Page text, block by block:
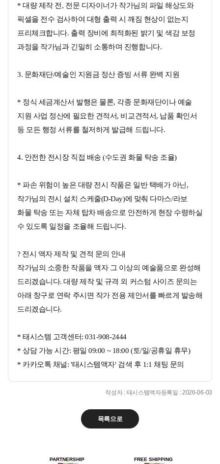
* 대량 제작 전, 전문 디자이너가 작가님의 파일 해상도와
픽셀을 전수 검사하여 대형 출력 시 깨짐 현상이 없는지
프리체크합니다. 출력 장비에 최적화된 밝기 및 색감 보정
과정을 작가님과 긴밀히 소통하며 진행합니다.
3. 문화재단/예술인 지원금 정산 증빙 서류 완벽 지원
* 정식 세금계산서 발행은 물론, 각종 문화재단이나 예술
지원 사업 정산에 필요한 견적서, 비교견적서, 납품 확인서
등 모든 행정 서류를 철저하게 발급해 드립니다.
4. 안전한 전시장 직접 배송 (수도권 화물 탁송 조율)
* 파손 위험이 높은 대량 전시 작품은 일반 택배가 아닌,
작가님의 전시 설치 스케줄(D-Day)에 맞춰 다마스/라보
화물 탁송 또는 자체 탑차 배송으로 안전하게 현장 수령하실
수 있도록 일정을 조율해 드립니다.
? 전시 액자 제작 및 견적 문의 안내
작가님의 소중한 작품을 액자 그 이상의 예술품으로 완성해
드리겠습니다. 대량 제작 및 규격 외 커스텀 사이즈 문의는
아래 창구로 연락 주시면 작가 전용 제안서를 빠르게 발송해
드리겠습니다.
* 태시스템 고객센터: 031-908-2444
* 상담 가능 시간: 평일 09:00 ~ 18:00 (토/일/공휴일 휴무)
* 카카오톡 채널: '태시스템액자' 검색 후 1:1 채팅 문의
작성자 : 태시스템액자등록일 : 2026-06-03
목록으로
PARTNERSHIP FREE SHIPPING